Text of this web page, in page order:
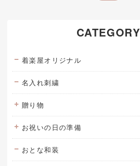
CATEGORY
着楽屋オリジナル
名入れ刺繍
贈り物
お祝いの日の準備
おとな和装